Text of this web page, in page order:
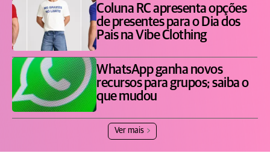
Coluna RC apresenta opções
de presentes para o Dia dos
Pais na Vibe Clothing
WhatsApp ganha novos
recursos para grupos; saiba o
que mudou
Ver mais